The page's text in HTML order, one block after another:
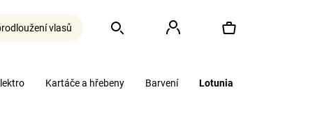
Kartáče a hřebeny Barvení Lotunia
vlasů
Hledat PřihlášeníNákupní